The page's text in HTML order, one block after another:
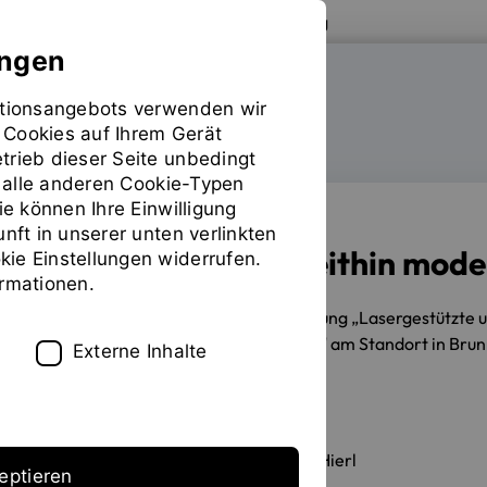
Zur Website der OTH Regensburg
FAKULTÄT MASCHINENBAU
Einblicke in die weithin
Im Rahmen der Vorlesung
Hierl die "Silberhorn Blechtechnik" am Standort in
Prof. Dr. Stefan Hierl
verwenden wir
auf Ihrem Gerät
dieser Seite unbedingt
anderen Cookie-Typen
können Ihre Einwilligung
in unserer unten verlinkten
Einstellungen widerrufen.
Externe Inhalte